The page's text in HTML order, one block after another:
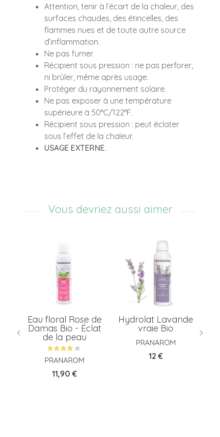
Attention, tenir à l’écart de la chaleur, des
surfaces chaudes, des étincelles, des
flammes nues et de toute autre source
d’inflammation.
Ne pas fumer.
Récipient sous pression : ne pas perforer,
ni brûler, même après usage.
Protéger du rayonnement solaire.
Ne pas exposer à une température
supérieure à 50°C/122°F.
Récipient sous pression : peut éclater
sous l’effet de la chaleur.
USAGE EXTERNE.
Vous devriez aussi aimer
Eau floral Rose de
Damas Bio - Éclat
de la peau
PRANAROM
Prix
11,90 €
Hydrolat Lavande
vraie Bio
PRANAROM
Prix
12 €